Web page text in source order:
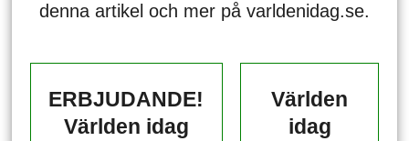
denna artikel och mer på varldenidag.se.
ERBJUDANDE!
Världen idag
Världen
idag